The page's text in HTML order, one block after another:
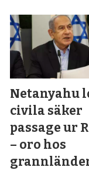
Netanyahu
civila säker
passage ur
– oro hos